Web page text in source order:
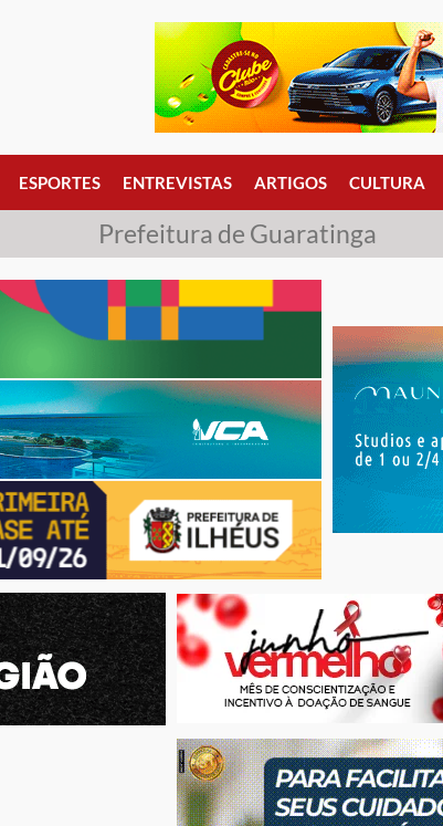
ESPORTES ENTREVISTAS ARTIGOS CULTURA
Prefeitura de Guaratinga